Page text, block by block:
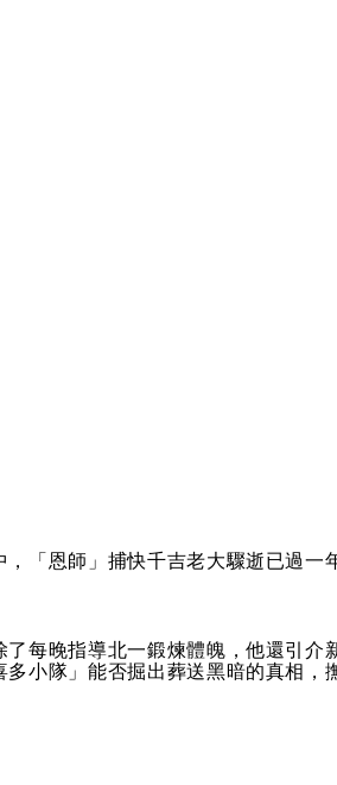
，「恩師」捕快千吉老大驟逝已過一
每晚指導北一鍛煉體魄，他還引介
小隊」能否掘出葬送黑暗的真相，